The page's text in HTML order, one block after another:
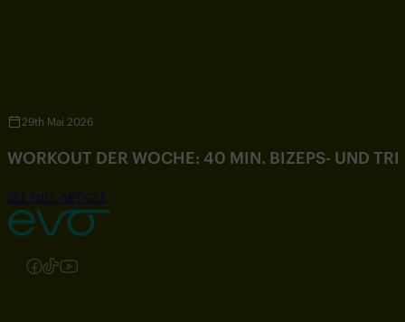
29th Mai 2026
WORKOUT DER WOCHE: 40 MIN. BIZEPS- UND
SEE FULL ARTICLE
Folgen Sie uns auf Instagram
Folgen Sie uns auf Facebook
Folgen Sie uns auf TikTok
Folgen Sie uns auf YouTube